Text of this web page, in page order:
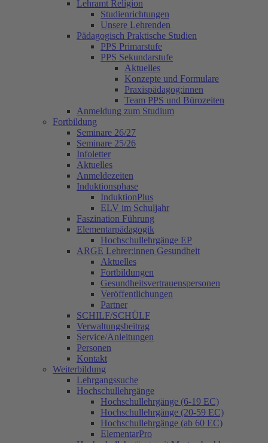
Lehramt Religion
Studienrichtungen
Unsere Lehrenden
Pädagogisch Praktische Studien
PPS Primarstufe
PPS Sekundarstufe
Aktuelles
Konzepte und Formulare
Praxispädagog:innen
Team PPS und Bürozeiten
Anmeldung zum Studium
Fortbildung
Seminare 26/27
Seminare 25/26
Infoletter
Aktuelles
Anmeldezeiten
Induktionsphase
InduktionPlus
ELV im Schuljahr
Faszination Führung
Elementarpädagogik
Hochschullehrgänge EP
ARGE Lehrer:innen Gesundheit
Aktuelles
Fortbildungen
Gesundheitsvertrauenspersonen
Veröffentlichungen
Partner
SCHILF/SCHÜLF
Verwaltungsbeitrag
Service/Anleitungen
Personen
Kontakt
Weiterbildung
Lehrgangssuche
Hochschullehrgänge
Hochschullehrgänge (6-19 EC)
Hochschullehrgänge (20-59 EC)
Hochschullehrgänge (ab 60 EC)
ElementarPro